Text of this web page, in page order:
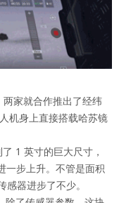
家就合作推出了经纬
机身上直接搭载哈苏镜
1 英寸的巨大尺寸，
一步上升。不管是面积
器进步了不少。